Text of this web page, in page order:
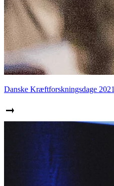
Danske Kræftforskningsdage 2021